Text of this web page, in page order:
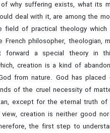
why suffering exists, what its
deal with it, are among the
field of practical theology which
French philosopher, theologian,
a special theory in
creation is a kind of
from nature. God has placed
of the cruel necessity of
except for the eternal truth of
view, creation is neither good
the first step to